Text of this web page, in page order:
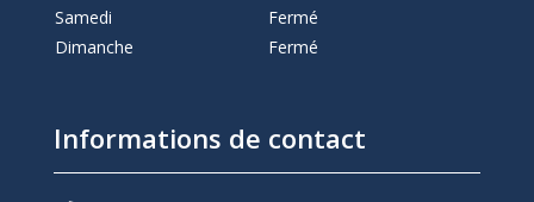
Samedi
Fermé
Dimanche
Fermé
Informations de contact